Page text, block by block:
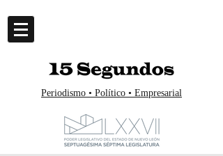
Periodismo • Político • Empresarial